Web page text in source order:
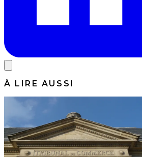
À LIRE AUSSI